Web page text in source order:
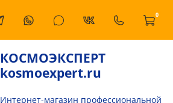
0
КОСМОЭКСПЕРТ
kosmoexpert.ru
Интернет-магазин профессиональной